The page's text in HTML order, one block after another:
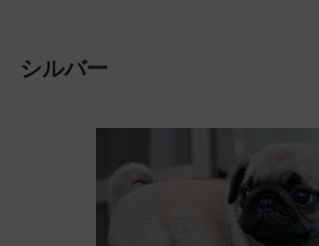
シルバー